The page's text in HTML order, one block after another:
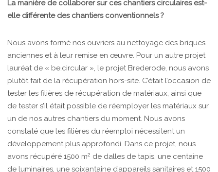
La manière de collaborer sur ces chantiers circulaires est-
elle différente des chantiers conventionnels ?
Nous avons formé nos ouvriers au nettoyage des briques
anciennes et à leur remise en œuvre. Pour un autre projet
lauréat de « be.circular », le projet Brederode, nous avons
plutôt fait de la récupération hors-site. C’était l’occasion de
tester les filières de récupération de matériaux, ainsi que
de tester s’il était possible de réemployer les matériaux sur
un de nos autres chantiers du moment. Nous avons
constaté que les filières du réemploi nécessitent un
développement plus approfondi. Dans ce projet, nous
avons récupéré 1500 m2 de dalles de tapis, une centaine
de luminaires, une soixantaine d’appareils sanitaires et 1500